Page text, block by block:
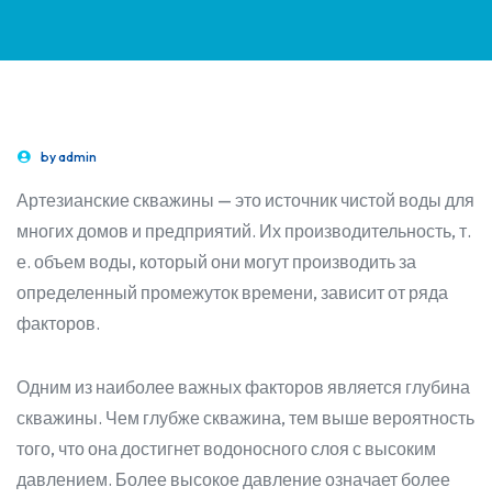
byadmin
Артезианские скважины — это источник чистой воды для
многих домов и предприятий. Их производительность, т.
е. объем воды, который они могут производить за
определенный промежуток времени, зависит от ряда
факторов.
Одним из наиболее важных факторов является глубина
скважины. Чем глубже скважина, тем выше вероятность
того, что она достигнет водоносного слоя с высоким
давлением. Более высокое давление означает более